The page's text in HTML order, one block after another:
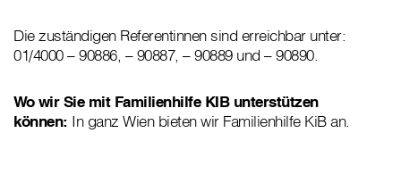
Die zuständigen Referentinnen sind erreichbar unter:
01/4000 – 90886, – 90887, – 90889 und – 90890.
Wo wir Sie mit Familienhilfe KIB unterstützen
können: In ganz Wien bieten wir Familienhilfe KiB an.